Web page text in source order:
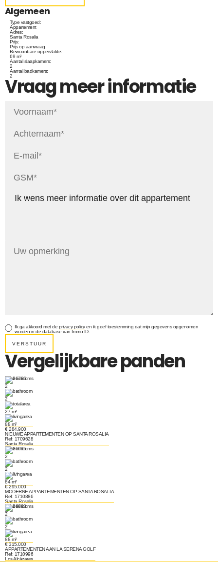
Algemeen
Type vastgoed:
Appartement
Adres:
Santa Rosalia
Prijs:
Prijs op aanvraag
Bewoonbare oppervlakte:
69 m²
Aantal slaapkamers:
2
Aantal badkamers:
2
Vraag meer informatie
Ik ga akkoord met de privacy policyen ik geef toestemming dat mijn gegevens opgenomen
worden in de database van Immo ID.
VERSTUUR
Vergelijkbare panden
2
2
27 m²
88 m²
€ 284.900
NIEUWE APPARTEMENTEN OP SANTA ROSALIA
Ref: 1709628
Santa Rosalia
2
2
84 m²
€ 295.000
MODERNE APPARTEMENTEN OP SANTA ROSALIA
Ref: 1710886
Santa Rosalia
2
2
88 m²
€ 315.000
APPARTEMENTEN AAN LA SERENA GOLF
Ref: 1710996
Los Alcázares